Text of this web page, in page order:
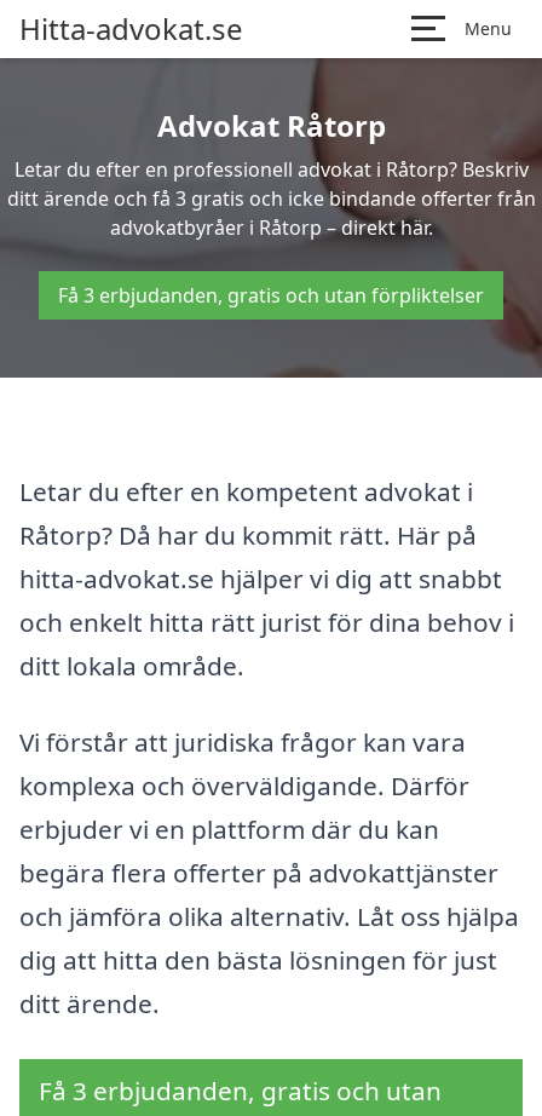
Hitta-advokat.se Menu
Advokat Råtorp
Letar du efter en professionell advokat i Råtorp? Beskriv
ditt ärende och få 3 gratis och icke bindande offerter från
advokatbyråer i Råtorp – direkt här.
Få 3 erbjudanden, gratis och utan förpliktelser
Letar du efter en kompetent advokat i
Råtorp? Då har du kommit rätt. Här på
hitta-advokat.se hjälper vi dig att snabbt
och enkelt hitta rätt jurist för dina behov i
ditt lokala område.
Vi förstår att juridiska frågor kan vara
komplexa och överväldigande. Därför
erbjuder vi en plattform där du kan
begära flera offerter på advokattjänster
och jämföra olika alternativ. Låt oss hjälpa
dig att hitta den bästa lösningen för just
ditt ärende.
Få 3 erbjudanden, gratis och utan